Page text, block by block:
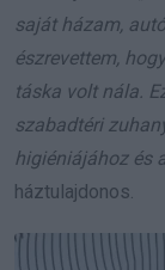
saját házam,
észrevettem,
táska volt nála.
szabadtéri
higiéniájához és
háztulajdonos.